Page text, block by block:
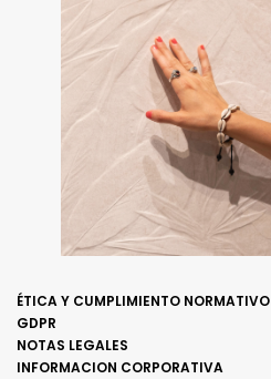
ÉTICA Y CUMPLIMIENTO NORMATIVO
GDPR
NOTAS LEGALES
INFORMACION CORPORATIVA